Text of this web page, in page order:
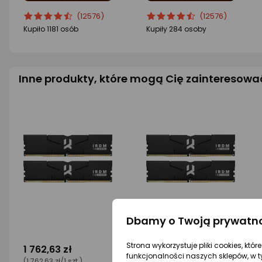
ocena
produktu
Ocena
produktu
(12576)
Kupiło 1181 osób
ocena
produktu
Ocena
produktu
(12576)
Kupiły 284 osoby
Inne produkty, które mogą Cię
1 762,63 zł 1 779 zł
Dbamy o Twoją
Strona wykorzystuje pliki cookies,
funkcjonalności naszych sklepów, w